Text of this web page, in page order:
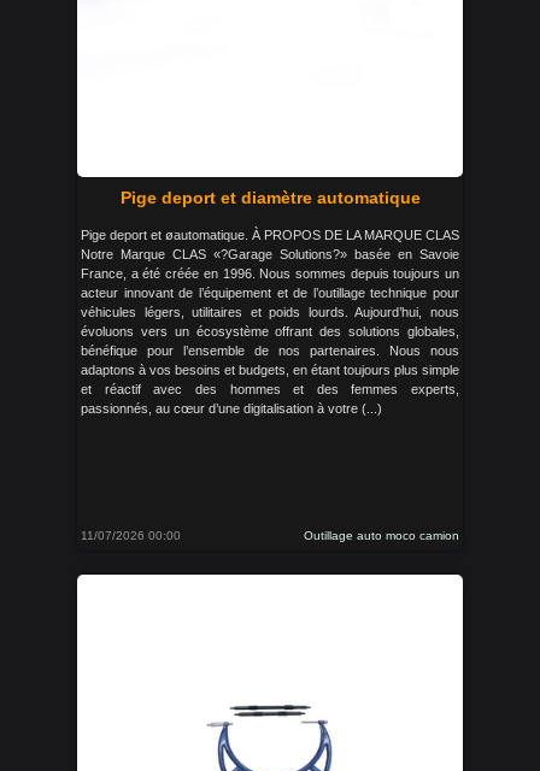
Pige deport et diamètre automatique
Pige deport et øautomatique. À PROPOS DE LA MARQUE CLAS
Notre Marque CLAS «?Garage Solutions?» basée en Savoie
France, a été créée en 1996. Nous sommes depuis toujours un
acteur innovant de l’équipement et de l’outillage technique pour
véhicules légers, utilitaires et poids lourds. Aujourd’hui, nous
évoluons vers un écosystème offrant des solutions globales,
bénéfique pour l’ensemble de nos partenaires. Nous nous
adaptons à vos besoins et budgets, en étant toujours plus simple
et réactif avec des hommes et des femmes experts,
passionnés, au cœur d’une digitalisation à votre (...)
11/07/2026 00:00 Outillage auto moco camion